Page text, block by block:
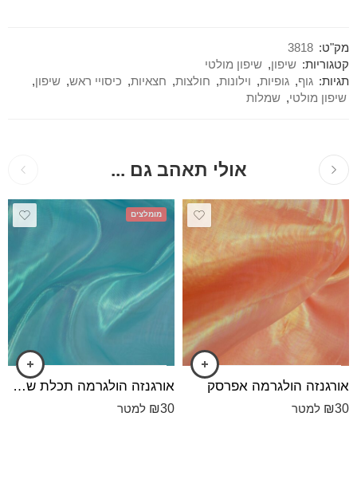
מק"ט: 3818
קטגוריות: שיפון, שיפון מולטי
תגיות: גוף, גופיות, וילונות, חולצות, חצאיות, כיסויי ראש, שיפון,
שיפון מולטי, שמלות
אולי תאהב גם ...
אורגנזה הולגרמה אפרסק
₪30 למטר
מומלצים
אורגנזה הולגרמה תכלת שמיים
₪30 למטר